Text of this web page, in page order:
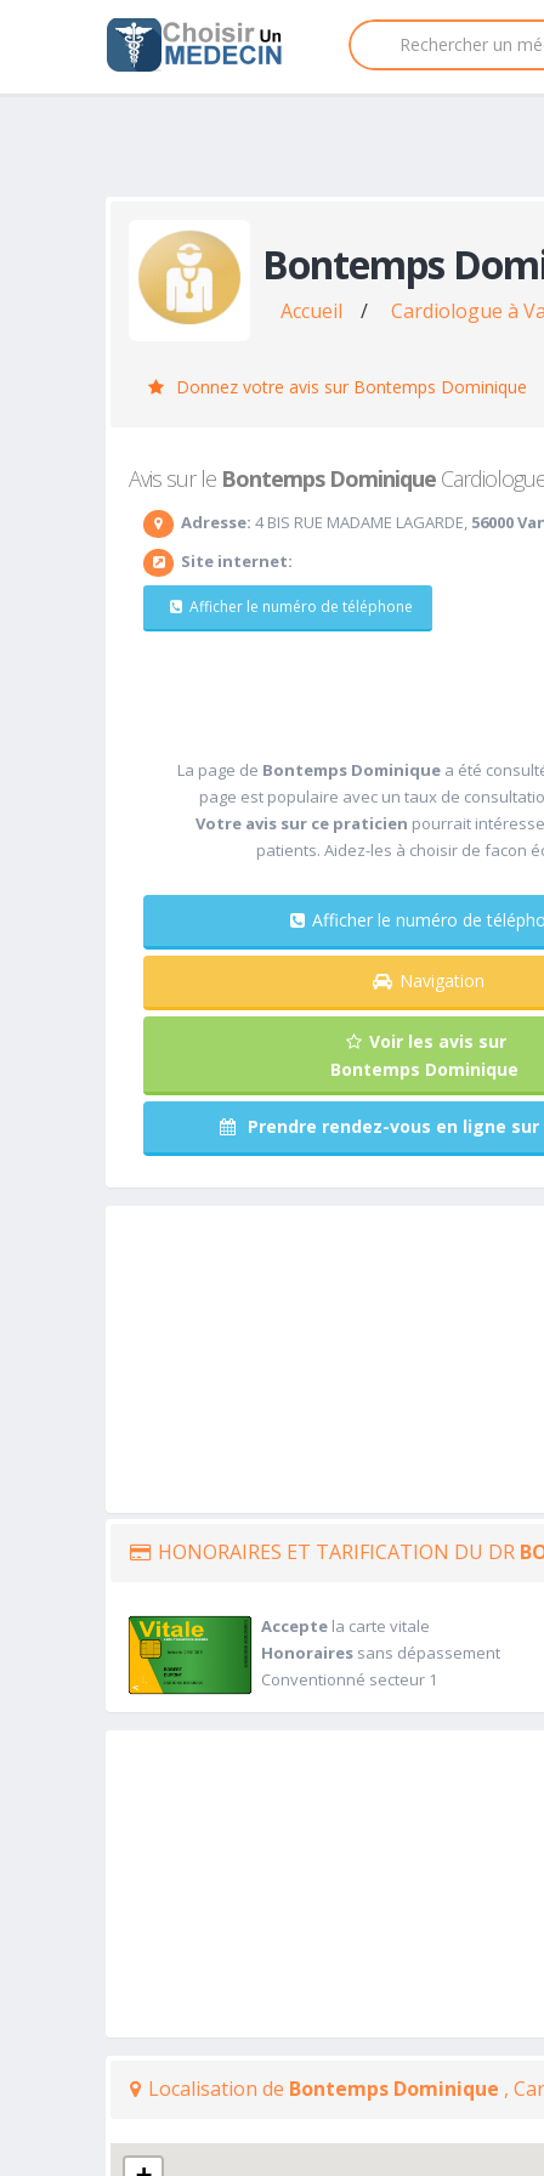
Bontemps
Accueil / Cardiologue à
Donnez votre avis sur Bontemps Dominique
Avis sur le Bontemps Dominique
Adresse: 4 BIS RUE MADAME LAGARDE, 56000
Site internet:
Afficher le numéro de téléphone
La page de Bontemps Dominique a été
page est populaire avec un taux de
Votre avis sur ce praticien pourrait
patients. Aidez-les à choisir de facon
Afficher le numéro de
Navigation
Voir les avis sur
Bontemps Dominique
Prendre rendez-vous en ligne
HONORAIRES ET TARIFICATION DU DR
Acceptela carte vitale
Honorairessans dépassement
Conventionné secteur 1
Localisation de Bontemps Dominique ,